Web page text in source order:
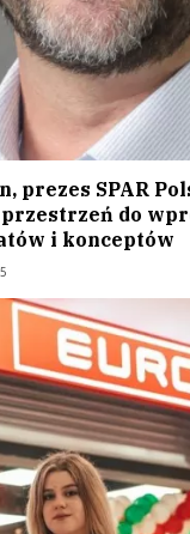
prezes SPAR
do
i konceptów